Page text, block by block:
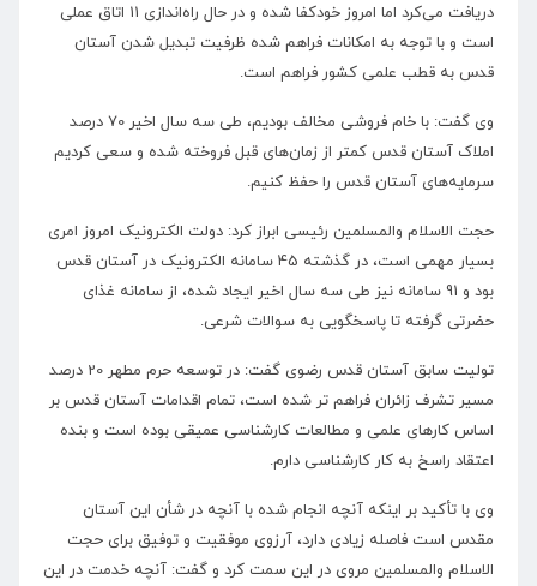
دریافت می‌کرد اما امروز خودکفا شده و در حال راه‌اندازی 11 اتاق عملی
است و با توجه به امکانات فراهم شده ظرفیت تبدیل شدن آستان
قدس به قطب علمی کشور فراهم است.
وی گفت: با خام فروشی مخالف بودیم، طی سه سال اخیر 70 درصد
املاک آستان قدس کمتر از زمان‌های قبل فروخته شده و سعی کردیم
سرمایه‌های آستان قدس را حفظ کنیم.
حجت الاسلام والمسلمین رئیسی ابراز کرد: دولت الکترونیک امروز امری
بسیار مهمی است، در گذشته 45 سامانه الکترونیک در آستان قدس
بود و 91 سامانه نیز طی سه سال اخیر ایجاد شده، از سامانه غذای
حضرتی گرفته تا پاسخگویی به سوالات شرعی.
تولیت سابق آستان قدس رضوی گفت: در توسعه حرم مطهر 20 درصد
مسیر تشرف زائران فراهم تر شده است، تمام اقدامات آستان قدس بر
اساس کارهای علمی و مطالعات کارشناسی عمیقی بوده است و بنده
اعتقاد راسخ به کار کارشناسی دارم.
وی با تأکید بر اینکه آنچه انجام شده با آنچه در شأن این آستان
مقدس است فاصله زیادی دارد، آرزوی موفقیت و توفیق برای حجت
الاسلام والمسلمین مروی در این سمت کرد و گفت: آنچه خدمت در این